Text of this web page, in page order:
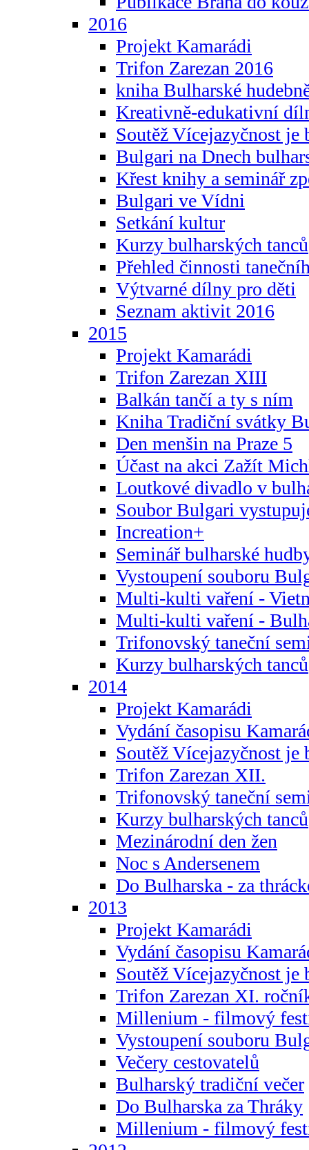
2016
Projekt Kamarádi
Trifon Zarezan 2016
kniha Bulharské
Kreativně-edukativní
Soutěž Vícejazyčnost je
Bulgari na Dnech
Křest knihy a seminář
Bulgari ve Vídni
Setkání kultur
Kurzy bulharských tanců
Přehled činnosti
Výtvarné dílny pro děti
Seznam aktivit 2016
2015
Projekt Kamarádi
Trifon Zarezan XIII
Balkán tančí a ty s ním
Kniha Tradiční svátky
Den menšin na Praze 5
Účast na akci Zažít
Loutkové divadlo v
Soubor Bulgari
Increation+
Seminář bulharské
Vystoupení souboru
Multi-kulti vaření -
Multi-kulti vaření -
Trifonovský taneční
Kurzy bulharských tanců
2014
Projekt Kamarádi
Vydání časopisu
Soutěž Vícejazyčnost je
Trifon Zarezan XII.
Trifonovský taneční
Kurzy bulharských tanců
Mezinárodní den žen
Noc s Andersenem
Do Bulharska - za
2013
Projekt Kamarádi
Vydání časopisu
Soutěž Vícejazyčnost je
Trifon Zarezan XI.
Millenium - filmový
Vystoupení souboru
Večery cestovatelů
Bulharský tradiční večer
Do Bulharska za Thráky
Millenium - filmový